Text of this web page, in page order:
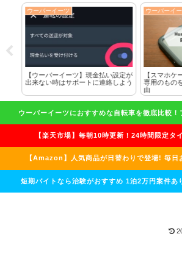
ウーバーイーツ
【ウーバーイーツ】現金払い設定が
出来ない時はサポートに連絡しよう
ウーバーイー
【スマホケ
専用のもの
由
ウーバーイーツにおすすめな自転車を徹底比較！
【楽天市場】毎朝10時更新！24時間限定タ
【Amazon】人気商品が日替わりで登場! 毎日
短期バイトなら治験がおすすめ 1泊2万円案件